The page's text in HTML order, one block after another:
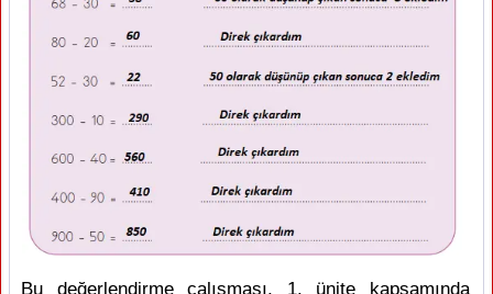
Bu değerlendirme çalışması, 1. ünite kapsamında